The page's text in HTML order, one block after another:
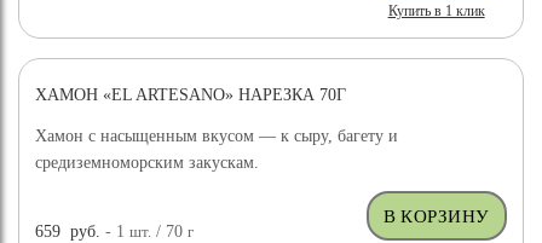
Купить в 1 клик
ХАМОН «EL ARTESANO» НАРЕЗКА 70Г
Хамон с насыщенным вкусом — к сыру, багету и
средиземноморским закускам.
659 руб. - 1шт. / 70г